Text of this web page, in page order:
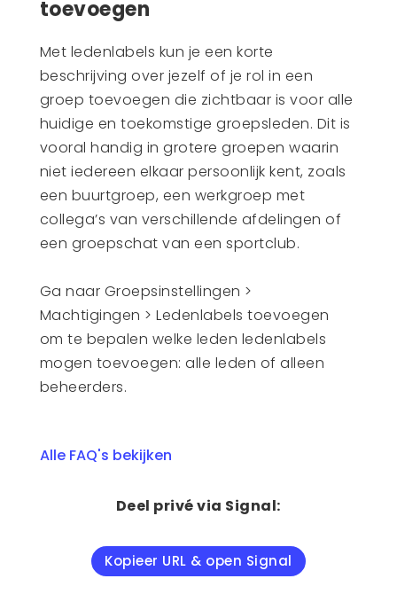
toevoegen
Met ledenlabels kun je een korte
beschrijving over jezelf of je rol in een
groep toevoegen die zichtbaar is voor alle
huidige en toekomstige groepsleden. Dit is
vooral handig in grotere groepen waarin
niet iedereen elkaar persoonlijk kent, zoals
een buurtgroep, een werkgroep met
collega’s van verschillende afdelingen of
een groepschat van een sportclub.
Ga naar Groepsinstellingen >
Machtigingen > Ledenlabels toevoegen
om te bepalen welke leden ledenlabels
mogen toevoegen: alle leden of alleen
beheerders.
Alle FAQ's bekijken
Deel privé via Signal:
Kopieer URL & open Signal